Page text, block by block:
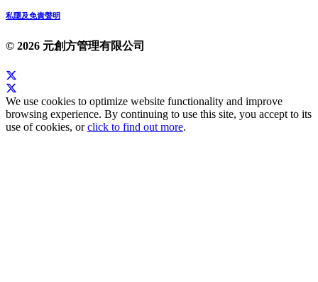
私隱及免責聲明
© 2026 元創方管理有限公司
We use cookies to optimize website functionality and improve
browsing experience. By continuing to use this site, you accept to its
use of cookies, orclick to find out more.